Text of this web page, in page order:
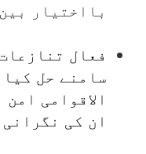
بااختیار
فعال
سامنے حل
الاقوامی
ان کی